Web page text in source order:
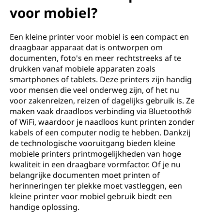
voor mobiel?
Een kleine printer voor mobiel is een compact en
draagbaar apparaat dat is ontworpen om
documenten, foto's en meer rechtstreeks af te
drukken vanaf mobiele apparaten zoals
smartphones of tablets. Deze printers zijn handig
voor mensen die veel onderweg zijn, of het nu
voor zakenreizen, reizen of dagelijks gebruik is. Ze
maken vaak draadloos verbinding via Bluetooth®
of WiFi, waardoor je naadloos kunt printen zonder
kabels of een computer nodig te hebben. Dankzij
de technologische vooruitgang bieden kleine
mobiele printers printmogelijkheden van hoge
kwaliteit in een draagbare vormfactor. Of je nu
belangrijke documenten moet printen of
herinneringen ter plekke moet vastleggen, een
kleine printer voor mobiel gebruik biedt een
handige oplossing.